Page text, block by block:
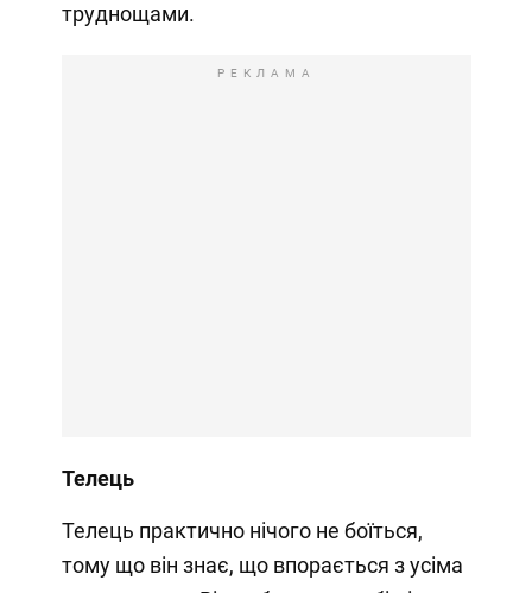
труднощами.
РЕКЛАМА
Телець
Телець практично нічого не боїться,
тому що він знає, що впорається з усіма